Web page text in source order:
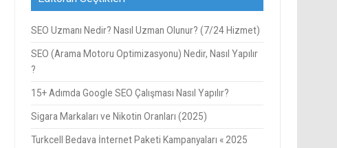
SEO Uzmanı Nedir? Nasıl Uzman Olunur? (7/24 Hizmet)
SEO (Arama Motoru Optimizasyonu) Nedir, Nasıl Yapılır
?
15+ Adımda Google SEO Çalışması Nasıl Yapılır?
Sigara Markaları ve Nikotin Oranları (2025)
Turkcell Bedava İnternet Paketi Kampanyaları « 2025